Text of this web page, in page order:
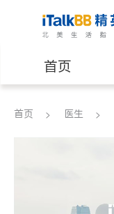
首页
医生
首页 医生